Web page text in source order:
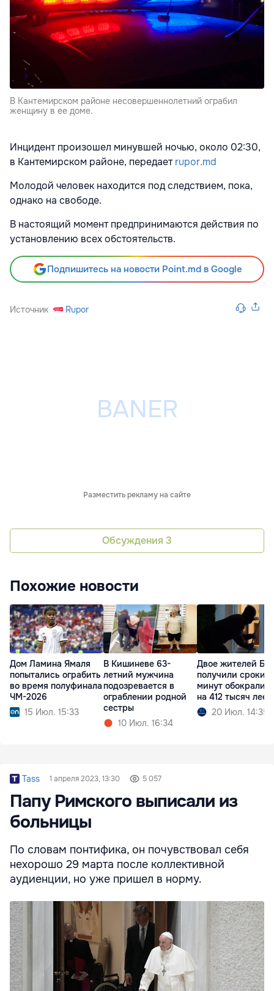
В Кантемирском районе несовершеннолетний ограбил
женщину в ее доме.
Инцидент произошел минувшей ночью, около 02:30,
в Кантемирском районе, передаетrupor.md
Молодой человек находится под следствием, пока,
однако на свободе.
В настоящий момент предпринимаются действия по
установлению всех обстоятельств.
Подпишитесь на новости Point.md в Google
Источник Rupor
Разместить рекламу на сайте
Обсуждения 3
Похожие новости
Дом Ламина Ямаля
попытались ограбить
во время полуфинала
ЧМ-2026
15 Июл. 15:33
В Кишиневе 63-
летний мужчина
подозревается в
ограблении родной
сестры
10 Июл. 16:34
Двое жителей
получили сроки:
минут обокрали
на 412 тысяч леев
20 Июл. 14:35
Tass 1 апреля 2023, 13:30 5 057
Папу Римского выписали из
больницы
По словам понтифика, он почувствовал себя
нехорошо 29 марта после коллективной
аудиенции, но уже пришел в норму.